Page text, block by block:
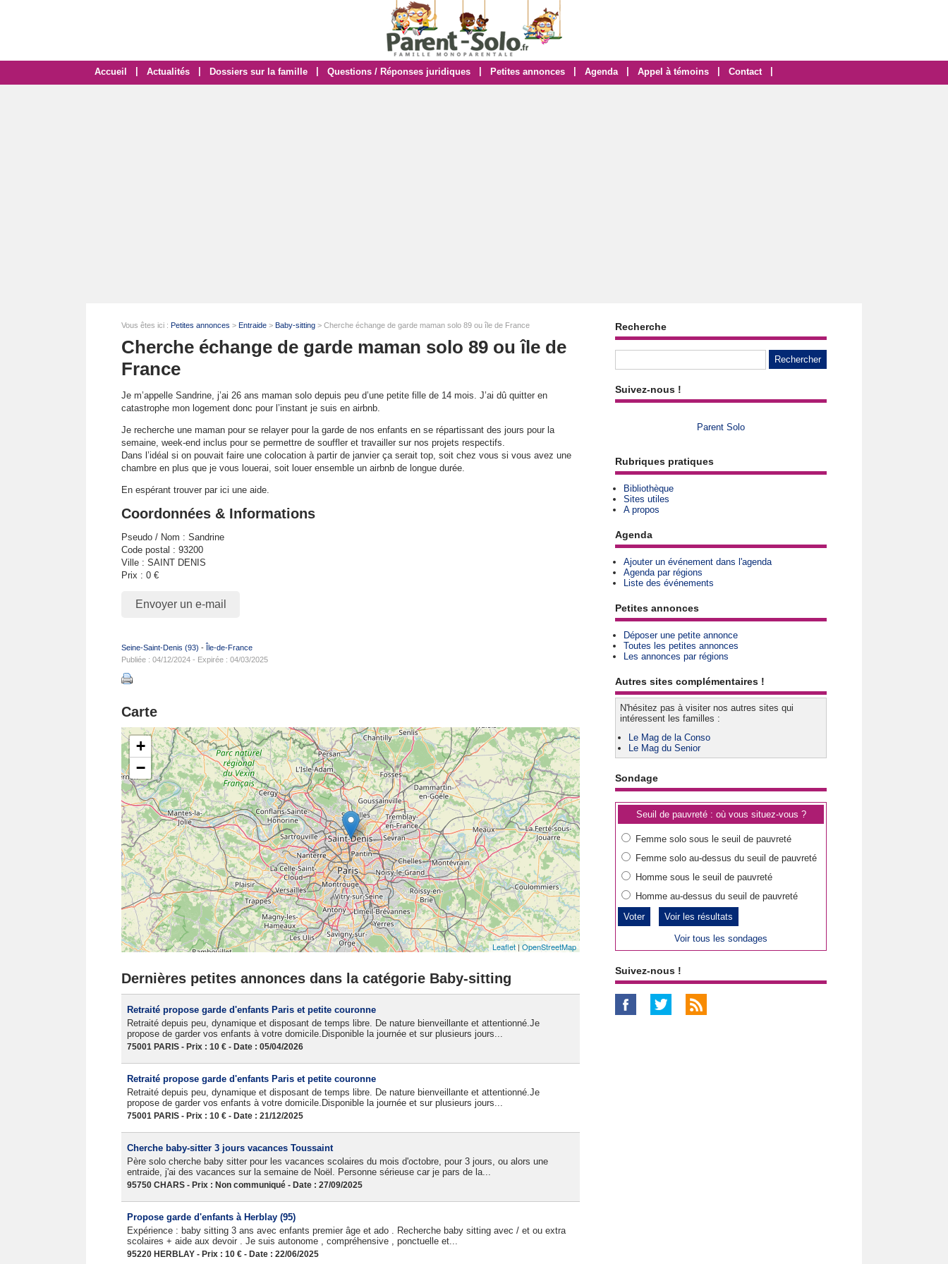
Accueil Actualités Dossiers sur la famille Questions / Réponses juridiques Petites annonces Agenda Appel à témoins Contact
Vous êtes ici : Petites annonces > Entraide > Baby-sitting > Cherche échange de garde maman solo 89 ou île de France
Cherche échange de garde maman solo 89 ou île de
France
Je m’appelle Sandrine, j’ai 26 ans maman solo depuis peu d’une petite fille de 14 mois. J’ai dû quitter en
catastrophe mon logement donc pour l’instant je suis en airbnb.
Je recherche une maman pour se relayer pour la garde de nos enfants en se répartissant des jours pour la
semaine, week-end inclus pour se permettre de souffler et travailler sur nos projets respectifs.
Dans l’idéal si on pouvait faire une colocation à partir de janvier ça serait top, soit chez vous si vous avez une
chambre en plus que je vous louerai, soit louer ensemble un airbnb de longue durée.
En espérant trouver par ici une aide.
Coordonnées & Informations
Pseudo / Nom : Sandrine
Code postal : 93200
Ville : SAINT DENIS
Prix : 0 €
Envoyer un e-mail
Seine-Saint-Denis (93) - Île-de-France
Publiée : 04/12/2024 - Expirée : 04/03/2025
Carte
+
−
Leaflet | OpenStreetMap
Dernières petites annonces dans la catégorie Baby-sitting
Retraité propose garde d'enfants Paris et petite couronne
Retraité depuis peu, dynamique et disposant de temps libre. De nature bienveillante et attentionné.Je
propose de garder vos enfants à votre domicile.Disponible la journée et sur plusieurs jours...
75001 PARIS - Prix : 10 € - Date : 05/04/2026
Retraité propose garde d'enfants Paris et petite couronne
Retraité depuis peu, dynamique et disposant de temps libre. De nature bienveillante et attentionné.Je
propose de garder vos enfants à votre domicile.Disponible la journée et sur plusieurs jours...
75001 PARIS - Prix : 10 € - Date : 21/12/2025
Cherche baby-sitter 3 jours vacances Toussaint
Père solo cherche baby sitter pour les vacances scolaires du mois d'octobre, pour 3 jours, ou alors une
entraide, j'ai des vacances sur la semaine de Noël. Personne sérieuse car je pars de la...
95750 CHARS - Prix : Non communiqué - Date : 27/09/2025
Propose garde d'enfants à Herblay (95)
Expérience : baby sitting 3 ans avec enfants premier âge et ado . Recherche baby sitting avec / et ou extra
scolaires + aide aux devoir . Je suis autonome , compréhensive , ponctuelle et...
95220 HERBLAY - Prix : 10 € - Date : 22/06/2025
Recherche
Suivez-nous !
Parent Solo
Rubriques pratiques
Bibliothèque
Sites utiles
A propos
Agenda
Ajouter un événement dans l'agenda
Agenda par régions
Liste des événements
Petites annonces
Déposer une petite annonce
Toutes les petites annonces
Les annonces par régions
Autres sites complémentaires !
N'hésitez pas à visiter nos autres sites qui
intéressent les familles :
Le Mag de la Conso
Le Mag du Senior
Sondage
Seuil de pauvreté : où vous situez-vous ?
Femme solo sous le seuil de pauvreté
Femme solo au-dessus du seuil de pauvreté
Homme sous le seuil de pauvreté
Homme au-dessus du seuil de pauvreté
Voir les résultats
Voir tous les sondages
Suivez-nous !